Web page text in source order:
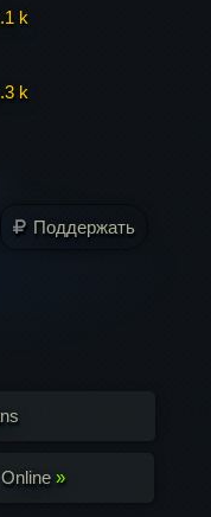
k
k
Поддержать
»